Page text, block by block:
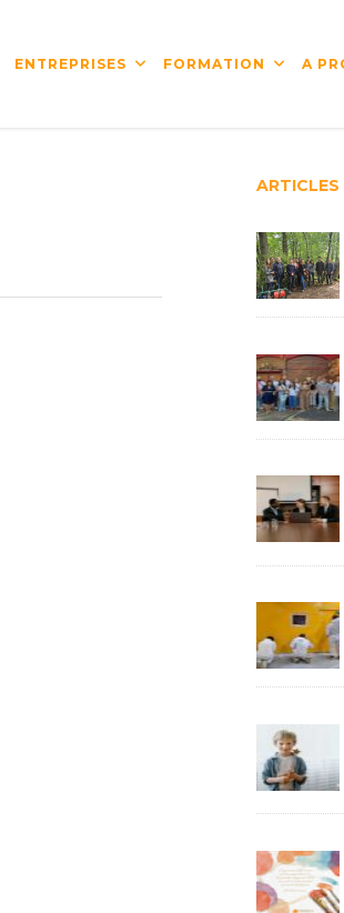
ENTREPRISES FORMATION A
ARTICLES